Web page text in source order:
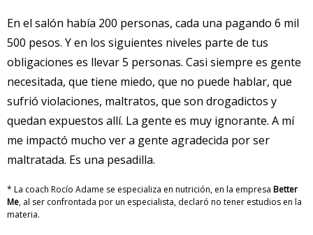
En el salón había 200 personas, cada una pagando 6 mil
500 pesos. Y en los siguientes niveles parte de tus
obligaciones es llevar 5 personas. Casi siempre es gente
necesitada, que tiene miedo, que no puede hablar, que
sufrió violaciones, maltratos, que son drogadictos y
quedan expuestos allí. La gente es muy ignorante. A mí
me impactó mucho ver a gente agradecida por ser
maltratada. Es una pesadilla.
* La coach Rocío Adame se especializa en nutrición, en la empresa Better
Me, al ser confrontada por un especialista, declaró no tener estudios en la
materia.